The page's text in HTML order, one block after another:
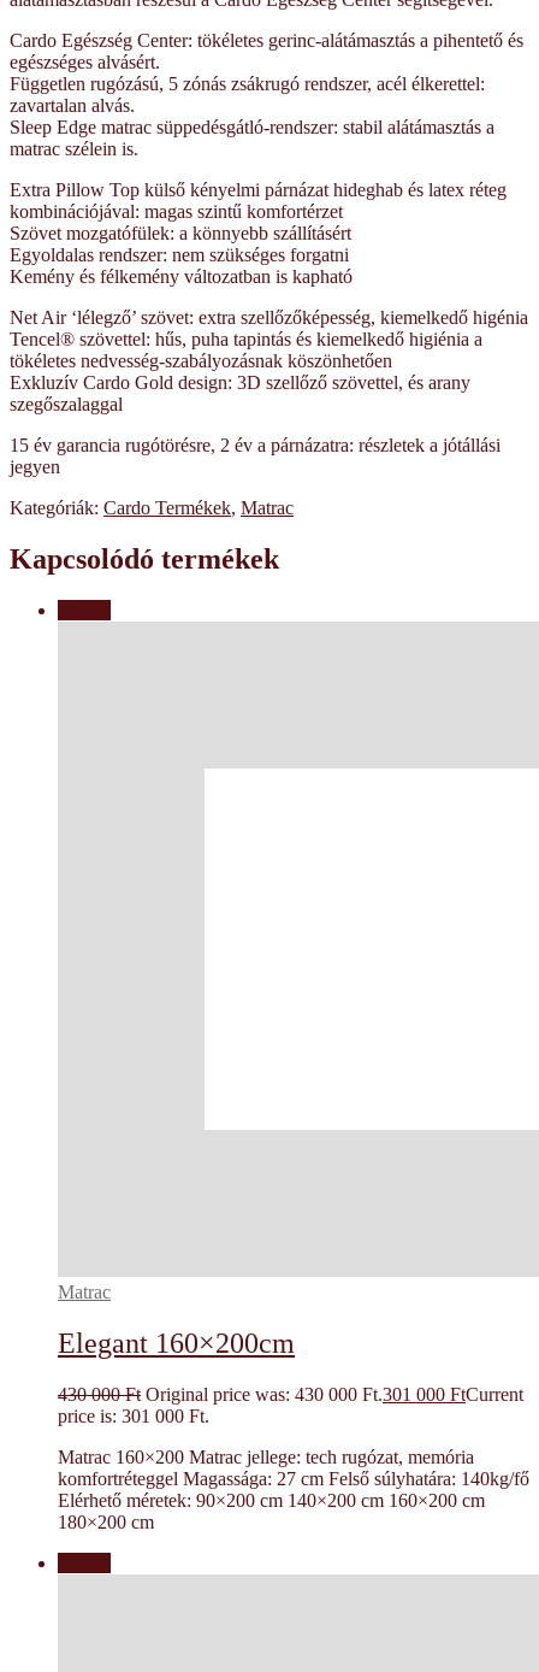
Cardo Egészség Center: tökéletes gerinc-alátámasztás a pihentető és
egészséges alvásért.
Független rugózású, 5 zónás zsákrugó rendszer, acél élkerettel:
zavartalan alvás.
Sleep Edge matrac süppedésgátló-rendszer: stabil alátámasztás a
matrac szélein is.
Extra Pillow Top külső kényelmi párnázat hideghab és latex réteg
kombinációjával: magas szintű komfortérzet
Szövet mozgatófülek: a könnyebb szállításért
Egyoldalas rendszer: nem szükséges forgatni
Kemény és félkemény változatban is kapható
Net Air ‘lélegző’ szövet: extra szellőzőképesség, kiemelkedő higénia
Tencel® szövettel: hűs, puha tapintás és kiemelkedő higiénia a
tökéletes nedvesség-szabályozásnak köszönhetően
Exkluzív Cardo Gold design: 3D szellőző szövettel, és arany
szegőszalaggal
15 év garancia rugótörésre, 2 év a párnázatra: részletek a jótállási
jegyen
Kategóriák: Cardo Termékek, Matrac
Kapcsolódó termékek
Matrac
Elegant 160×200cm
430 000Ft Original price was: 430 000 Ft.301 000 FtCurrent
price is: 301 000 Ft.
Matrac 160×200 Matrac jellege: tech rugózat, memória
komfortréteggel Magassága: 27 cm Felső súlyhatára: 140kg/fő
Elérhető méretek: 90×200 cm 140×200 cm 160×200 cm
180×200 cm